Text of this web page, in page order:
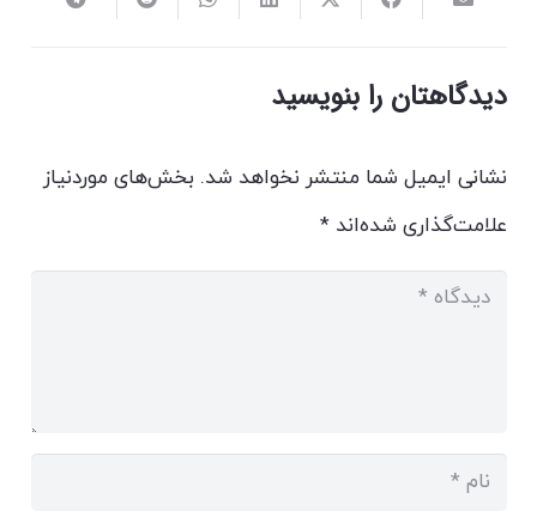
دیدگاهتان را بنویسید
نشانی ایمیل شما منتشر نخواهد شد. بخش‌های موردنیاز
علامت‌گذاری شده‌اند*